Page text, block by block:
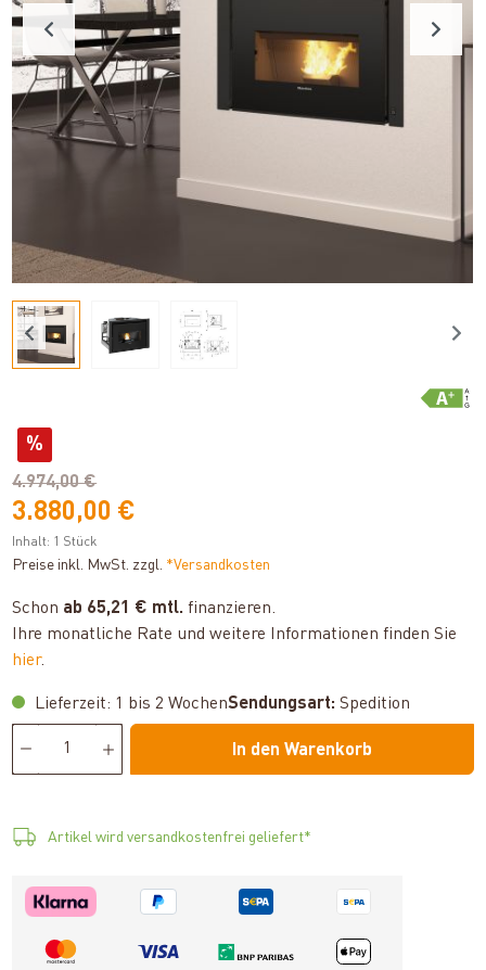
%
4.974,00 €
3.880,00 €
Inhalt: 1 Stück
Preise inkl. MwSt. zzgl. *Versandkosten
Schon ab 65,21 € mtl. finanzieren.
Ihre monatliche Rate und weitere Informationen finden Sie
hier.
Lieferzeit: 1 bis 2 WochenSendungsart: Spedition
In den Warenkorb
Artikel wird versandkostenfrei geliefert*